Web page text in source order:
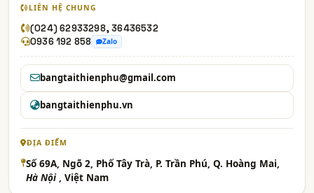
LIÊN HỆ CHUNG
(024) 62933298, 36436532
0936 192 858
Zalo
bangtaithienphu@gmail.com
bangtaithienphu.vn
ĐỊA ĐIỂM
Số 69A, Ngõ 2, Phố Tây Trà, P. Trần Phú, Q. Hoàng Mai,
Hà Nội , Việt Nam